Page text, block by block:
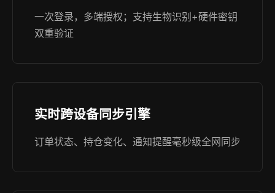
一次登录，多端授权；支持生物识别+硬件密钥
双重验证
实时跨设备同步引擎
订单状态、持仓变化、通知提醒毫秒级全网同步